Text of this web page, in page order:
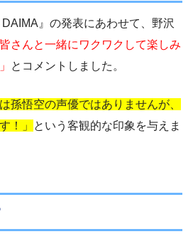
』の発表にあわせて、野沢
さんと一緒にワクワクして楽しみ
とコメントしました。
は孫悟空の声優ではありませんが、
！」
という客観的な印象を与えま